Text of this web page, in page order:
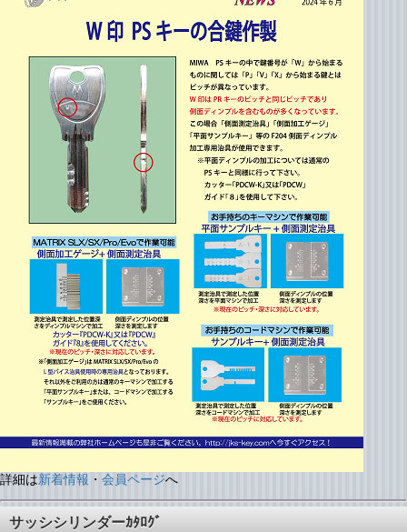
詳細は新着情報 ・ 会員ページへ
サッシシリンダーｶﾀﾛｸﾞ